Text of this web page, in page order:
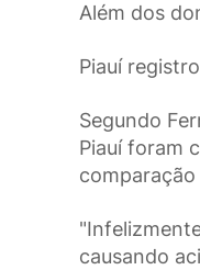
Além dos
Piauí
Segundo
Piauí foram
causando